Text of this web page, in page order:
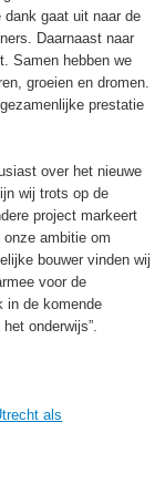
dank gaat uit naar de
Daarnaast naar
Samen hebben we
groeien en dromen.
prestatie
over het nieuwe
wij trots op de
project markeert
ambitie om
bouwer vinden wij
voor de
in de komende
onderwijs”.
als